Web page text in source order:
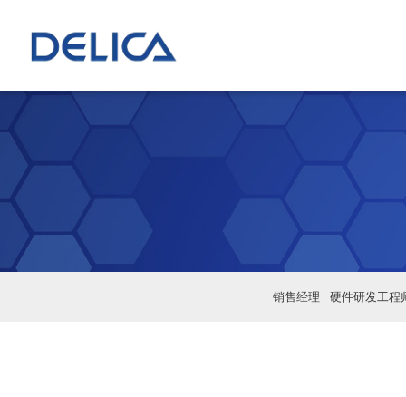
销售经理 硬件研发工程